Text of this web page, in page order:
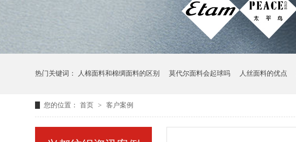
热门关键词： 人棉面料和棉绸面料的区别 莫代尔面料会起球吗 人丝面料的优点
您的位置： 首页 > 客户案例